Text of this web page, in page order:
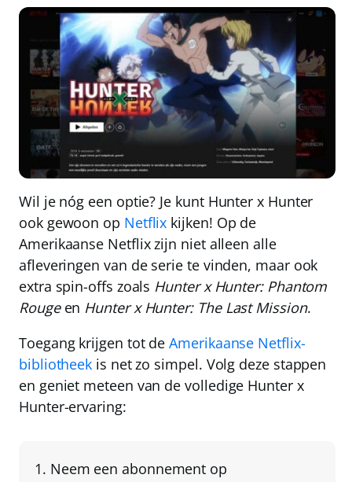
Wil je nóg een optie? Je kunt Hunter x Hunter
ook gewoon op Netflix kijken! Op de
Amerikaanse Netflix zijn niet alleen alle
afleveringen van de serie te vinden, maar ook
extra spin-offs zoals Hunter x Hunter: Phantom
Rougeen Hunter x Hunter: The Last Mission.
Toegang krijgen tot deAmerikaanse Netflix-
bibliotheek is net zo simpel. Volg deze stappen
en geniet meteen van de volledige Hunter x
Hunter-ervaring:
Neem een abonnement op